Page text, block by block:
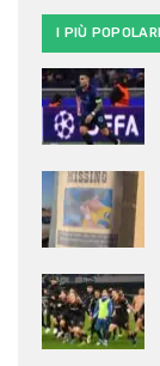
I PIÙ POPOLARI